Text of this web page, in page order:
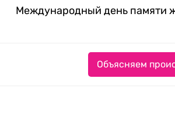
Международный день памяти
Объясняем